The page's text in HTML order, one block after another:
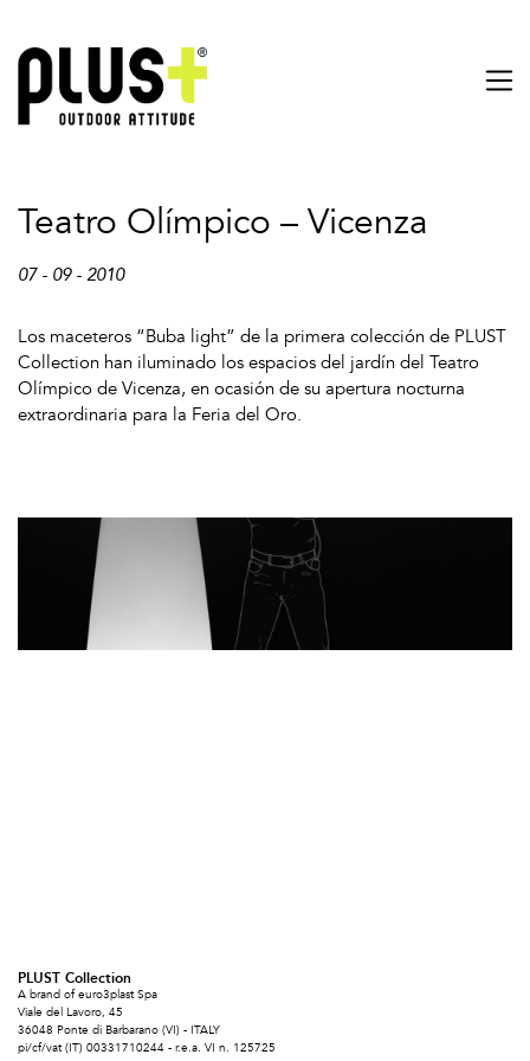
Teatro Olímpico – Vicenza
07 - 09 - 2010
Los maceteros “Buba light” de la primera colección de PLUST
Collection han iluminado los espacios del jardín del Teatro
Olímpico de Vicenza, en ocasión de su apertura nocturna
extraordinaria para la Feria del Oro.
PLUST Collection
A brand of euro3plast Spa
Viale del Lavoro, 45
36048 Ponte di Barbarano (VI) - ITALY
pi/cf/vat (IT) 00331710244 - r.e.a. VI n. 125725